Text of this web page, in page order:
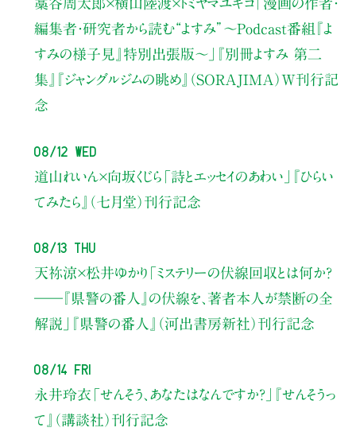
藁谷周太郎×横山陸渡×トミヤマユキコ「漫画の作者・
編集者・研究者から読む“よすみ” 〜Podcast番組『よ
すみの様子見』特別出張版〜」
『別冊よすみ 第二
集』『ジャングルジムの眺め』（SORAJIMA）W刊行記
念
08/12 Wed
道山れいん×向坂くじら 「詩とエッセイのあわい」
『ひらい
てみたら』（七月堂）刊行記念
08/13 Thu
天祢涼×松井ゆかり 「ミステリーの伏線回収とは何か？
――『県警の番人』の伏線を、著者本人が禁断の全
解説」
『県警の番人』（河出書房新社）刊行記念
08/14 Fri
永井玲衣 「せんそう、あなたはなんですか？」
『せんそうっ
て』（講談社）刊行記念